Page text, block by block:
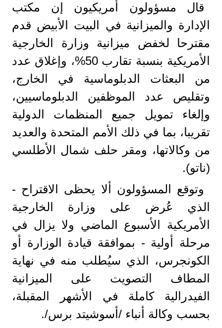
قال مسؤولون أمريكيون إن مكتب
الإدارة والميزانية في البيت الأبيض قدم
مقترحا لخفض ميزانية وزارة الخارجية
الأمريكية بنسبة تقارب 50%، وإغلاق عدد
من البعثات الدبلوماسية في الخارج،
وتقليص عدد الموظفين الدبلوماسيين،
وإلغاء تمويل جميع المنظمات الدولية
تقريبا، بما في ذلك الأمم المتحدة والعديد
من وكالاتها، ومقر حلف شمال الأطلسي
(ناتو).
وتوقع المسؤولون ألا يحظى الاقتراح -
الذي عُرض على وزارة الخارجية
الأمريكية الأسبوع الماضي ولا يزال في
مرحلة أولية - بموافقة قيادة الوزارة أو
الكونجرس، الذي سيُطلب منه في نهاية
المطاف التصويت على الميزانية
الفيدرالية كاملة في الأشهر المقبلة،
بحسب وكالة أنباء /أسوشيتد برس/.